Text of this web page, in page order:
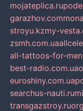
mojateplica.ru
garazhov.com
stroyu.kzmy-
zsmh.com.ua
all-tattoos-for-
best-radio.com.ua
euroshiny.com.ua
searchus-nauti.ru
transgazstroy.ru